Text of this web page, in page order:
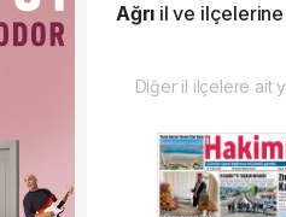
Ağrı il ve
Diğer il ilçelere ait